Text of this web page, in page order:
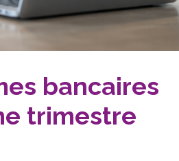
bancaires
trimestre